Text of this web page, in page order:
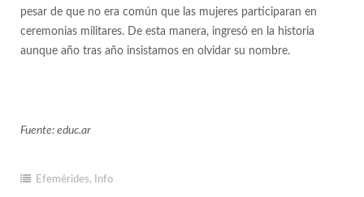
pesar de que no era común que las mujeres participaran en
ceremonias militares. De esta manera, ingresó en la historia
aunque año tras año insistamos en olvidar su nombre.
Fuente: educ.ar
Efemérides, Info